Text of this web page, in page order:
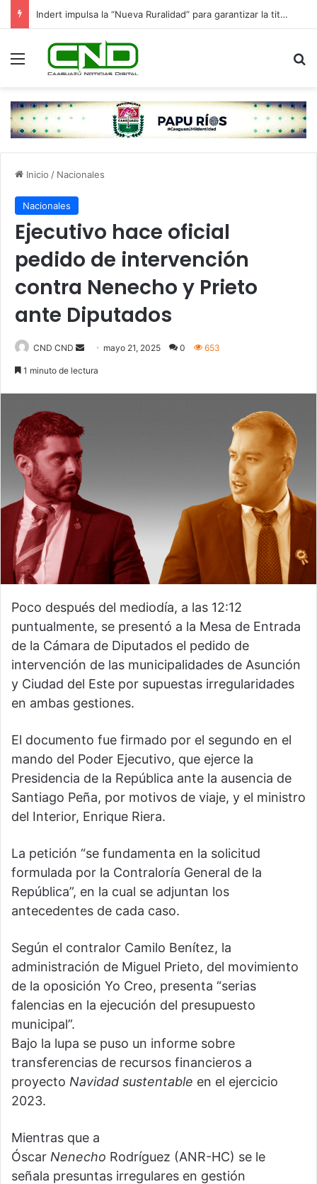
Indert impulsa la “Nueva Ruralidad” para garantizar la titulación de tierras a familias campesinas.
Menú
Inicio / Nacionales
Nacionales
Ejecutivo hace oficial
pedido de intervención
contra Nenecho y Prieto
ante Diputados
CND CND
n
i
mayo 21, 2025 0 653
1 minuto de lectura
Poco después del mediodía, a las 12:12
puntualmente, se presentó a la Mesa de Entrada
de la Cámara de Diputados el pedido de
intervención de las municipalidades de Asunción
y Ciudad del Este por supuestas irregularidades
en ambas gestiones.
El documento fue firmado por el segundo en el
mando del Poder Ejecutivo, que ejerce la
Presidencia de la República ante la ausencia de
Santiago Peña, por motivos de viaje, y el ministro
del Interior, Enrique Riera.
La petición “se fundamenta en la solicitud
formulada por la Contraloría General de la
República”, en la cual se adjuntan los
antecedentes de cada caso.
Según el contralor Camilo Benítez, la
administración de Miguel Prieto, del movimiento
de la oposición Yo Creo, presenta “serias
falencias en la ejecución del presupuesto
municipal”.
Bajo la lupa se puso un informe sobre
transferencias de recursos financieros a
proyecto Navidad sustentable en el ejercicio
2023.
Mientras que a
Óscar Nenecho Rodríguez (ANR-HC) se le
señala presuntas irregulares en gestión